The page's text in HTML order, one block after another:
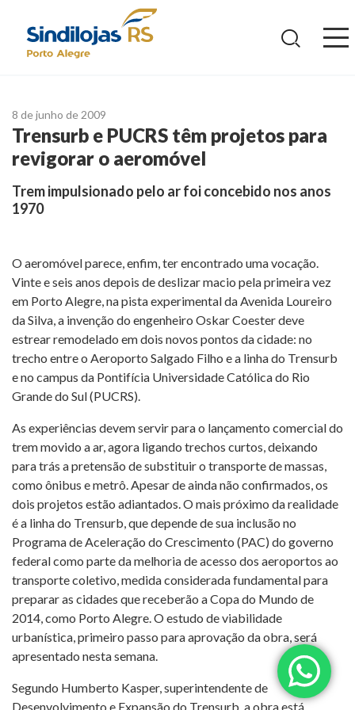
8 de junho de 2009
Trensurb e PUCRS têm projetos para
revigorar o aeromóvel
Trem impulsionado pelo ar foi concebido nos anos
1970
O aeromóvel parece, enfim, ter encontrado uma vocação.
Vinte e seis anos depois de deslizar macio pela primeira vez
em Porto Alegre, na pista experimental da Avenida Loureiro
da Silva, a invenção do engenheiro Oskar Coester deve
estrear remodelado em dois novos pontos da cidade: no
trecho entre o Aeroporto Salgado Filho e a linha do Trensurb
e no campus da Pontifícia Universidade Católica do Rio
Grande do Sul (PUCRS).
As experiências devem servir para o lançamento comercial do
trem movido a ar, agora ligando trechos curtos, deixando
para trás a pretensão de substituir o transporte de massas,
como ônibus e metrô. Apesar de ainda não confirmados, os
dois projetos estão adiantados. O mais próximo da realidade
é a linha do Trensurb, que depende de sua inclusão no
Programa de Aceleração do Crescimento (PAC) do governo
federal como parte da melhoria de acesso dos aeroportos ao
transporte coletivo, medida considerada fundamental para
preparar as cidades que receberão a Copa do Mundo de
2014, como Porto Alegre. O estudo de viabilidade
urbanística, primeiro passo para aprovação da obra, será
apresentado nesta semana.
Segundo Humberto Kasper, superintendente de
Desenvolvimento e Expansão do Trensurb, a obra está